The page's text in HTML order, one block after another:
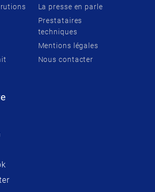
La presse en parle
Prestataires
techniques
Mentions légales
Nous contacter